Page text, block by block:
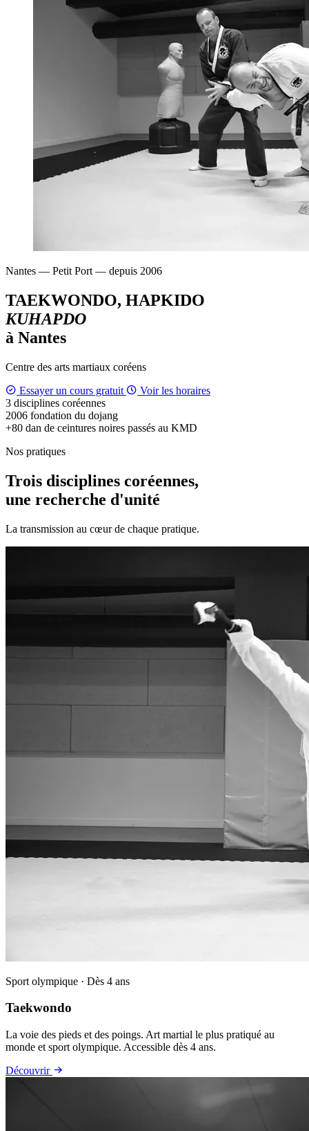
Nantes — Petit Port — depuis 2006
TAEKWONDO, HAPKIDO
KUHAPDO
à Nantes
Centre des arts martiaux coréens
Essayer un cours gratuit
Voir les horaires
3 disciplines coréennes
2006 fondation du dojang
+80 dan de ceintures noires passés au KMD
Nos pratiques
Trois disciplines coréennes,
une recherche d'unité
La transmission au cœur de chaque pratique.
Sport olympique · Dès 4 ans
Taekwondo
La voie des pieds et des poings. Art martial le plus pratiqué au
monde et sport olympique. Accessible dès 4 ans.
Découvrir